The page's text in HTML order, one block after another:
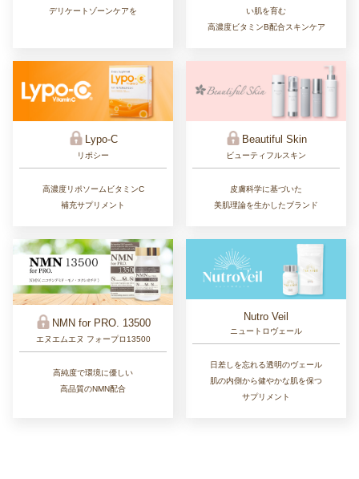
デリケートゾーンケアを
い肌を育む
高濃度ビタミンB配合スキンケア
Lypo-C
リポシー
高濃度リポソームビタミンC
補充サプリメント
Beautiful Skin
ビューティフルスキン
皮膚科学に基づいた
美肌理論を生かしたブランド
NMN for PRO. 13500
エヌエムエヌ フォープロ13500
高純度で環境に優しい
高品質のNMN配合
Nutro Veil
ニュートロヴェール
日差しを忘れる透明のヴェール
肌の内側から健やかな肌を保つ
サプリメント